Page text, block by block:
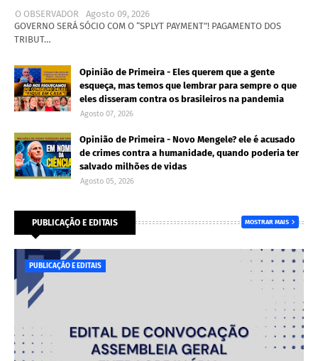
O OBSERVADOR
Agosto 09, 2026
GOVERNO SERÁ SÓCIO COM O “SPLYT PAYMENT”! PAGAMENTO DOS
TRIBUT…
Opinião de Primeira - Eles querem que a gente
esqueça, mas temos que lembrar para sempre o que
eles disseram contra os brasileiros na pandemia
Agosto 07, 2026
Opinião de Primeira - Novo Mengele? ele é acusado
de crimes contra a humanidade, quando poderia ter
salvado milhões de vidas
Agosto 05, 2026
PUBLICAÇÃO E EDITAIS MOSTRAR MAIS
PUBLICAÇÃO E EDITAIS